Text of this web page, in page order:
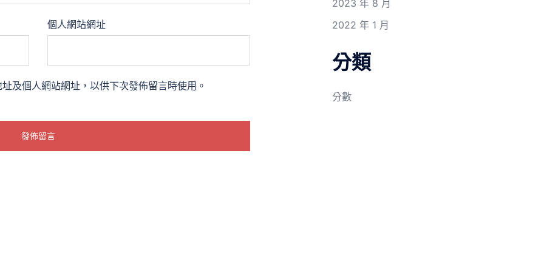
個人網站網址
及個人網站網址，以供下次發佈留言時使用。
2023 年 8 月
2022 年 1 月
分類
分數